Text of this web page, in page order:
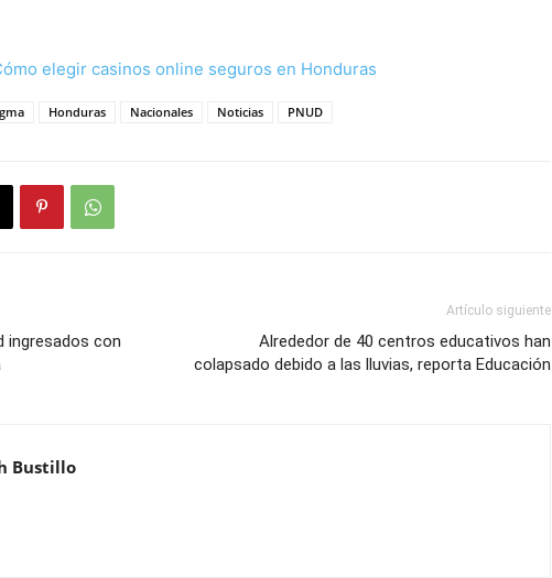
elegir casinos online seguros en Honduras
Honduras Nacionales Noticias PNUD
ingresados con
Artículo siguiente
Alrededor de 40 centros educativos han
colapsado debido a las lluvias, reporta Educación
Bustillo